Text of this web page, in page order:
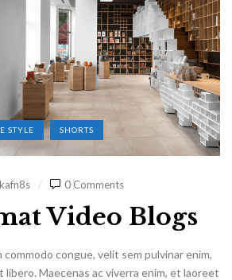
STYLE SHORTS
kafn8s 0 Comments
Video Blogs
congue, velit sem pulvinar enim,
libero. Maecenas ac viverra enim, et laoreet